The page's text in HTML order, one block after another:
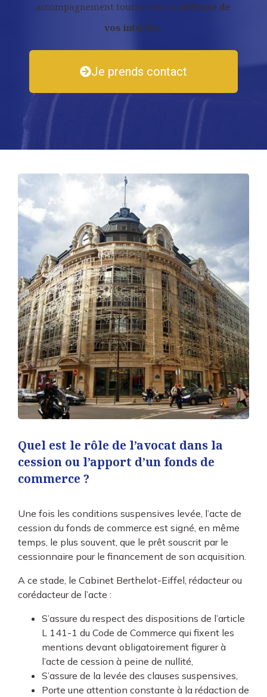
accompagnement tourné vers la défense de
vos intérêts.
Je prends contact
Quel est le rôle de l’avocat dans la
cession ou l’apport d’un fonds de
commerce ?
Une fois les conditions suspensives levée, l’acte de
cession du fonds de commerce est signé, en même
temps, le plus souvent, que le prêt souscrit par le
cessionnaire pour le financement de son acquisition.
A ce stade, le Cabinet Berthelot-Eiffel, rédacteur ou
corédacteur de l’acte :
S’assure du respect des dispositions de l’article
L 141-1 du Code de Commerce qui fixent les
mentions devant obligatoirement figurer à
l’acte de cession à peine de nullité,
S’assure de la levée des clauses suspensives,
Porte une attention constante à la rédaction de